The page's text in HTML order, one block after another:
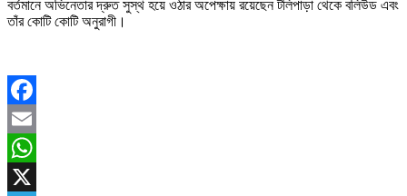
বর্তমানে অভিনেতার দ্রুত সুস্থ হয়ে ওঠার অপেক্ষায় রয়েছেন টলিপাড়া থেকে বলিউড এবং
তাঁর কোটি কোটি অনুরাগী।
Facebook
Email
WhatsApp